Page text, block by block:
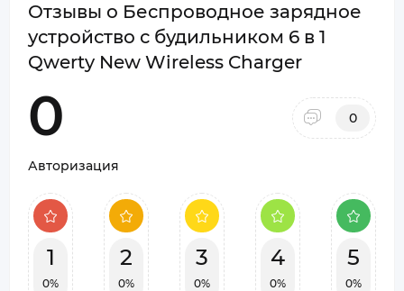
Отзывы о Беспроводное зарядное
устройство с будильником 6 в 1
Qwerty New Wireless Charger
0 0
Авторизация
1
0%
2
0%
3
0%
4
0%
5
0%